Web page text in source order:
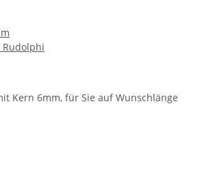
Rudolphi
Kern 6mm, für Sie auf Wunschlänge